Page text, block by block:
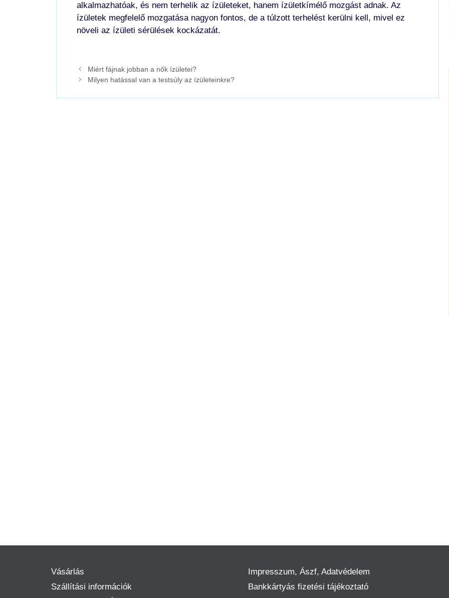
alkalmazhatóak, és nem terhelik az ízületeket, hanem ízületkímélő mozgást adnak. Az
ízületek megfelelő mozgatása nagyon fontos, de a túlzott terhelést kerülni kell, mivel ez
növeli az ízületi sérülések kockázatát.
Miért fájnak jobban a nők ízületei?
Milyen hatással van a testsúly az ízületeinkre?
Vásárlás
Szállítási információk
Impresszum, Ászf, Adatvédelem
Bankkártyás fizetési tájékoztató